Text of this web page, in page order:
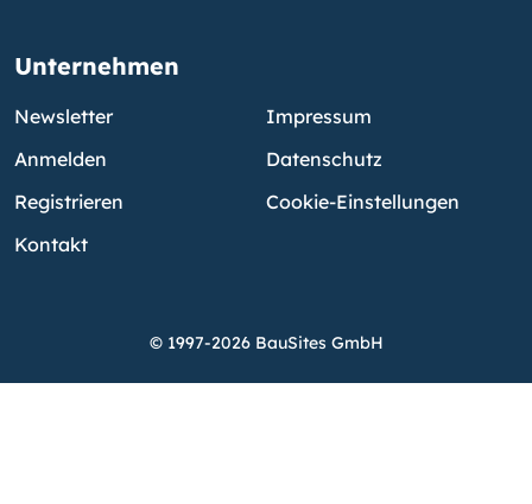
Unternehmen
Newsletter
Anmelden
Registrieren
Kontakt
Impressum
Datenschutz
Cookie-Einstellungen
© 1997-2026 BauSites GmbH